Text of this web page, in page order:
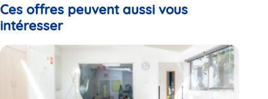
Ces offres peuvent aussi vous
intéresser